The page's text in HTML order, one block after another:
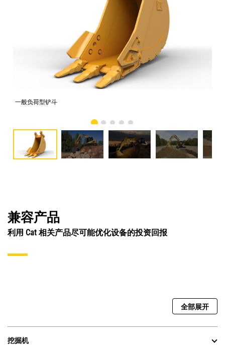
一般负荷型铲斗
兼容产品
利用 Cat 相关产品尽可能优化设备的投资回报
全部展开
挖掘机